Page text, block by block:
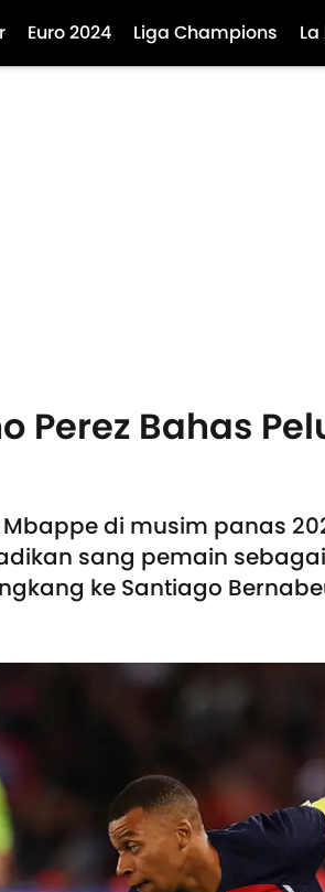
Euro 2024 Liga Champions
Perez Bahas
di musim panas
sang pemain
ke Santiago